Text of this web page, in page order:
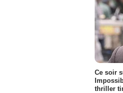
Ce soir
thriller